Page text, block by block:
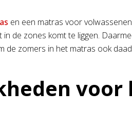
en een matras voor
de zones komt te liggen.
de zomers in het matras ook